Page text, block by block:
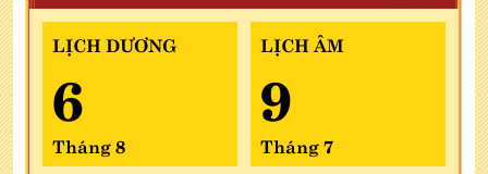
LỊCH DƯƠNG
6
Tháng 8
LỊCH ÂM
9
Tháng 7